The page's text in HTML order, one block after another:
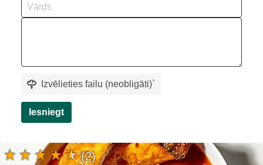
Izvēlieties failu (neobligāti)`
Iesniegt
(2)